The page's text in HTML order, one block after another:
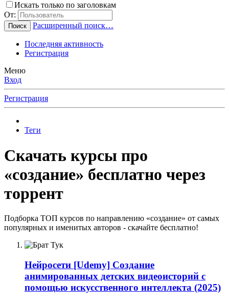
Искать только по заголовкам
От:
Поиск Расширенный поиск…
Последняя активность
Регистрация
Меню
Вход
Регистрация
Теги
Скачать курсы про
«создание» бесплатно через
торрент
Подборка ТОП курсов по направлению «создание» от самых
популярных и именитых авторов - скачайте бесплатно!
Нейросети [Udemy] Создание
анимированных детских видеоисторий с
помощью искусственного интеллекта (2025)